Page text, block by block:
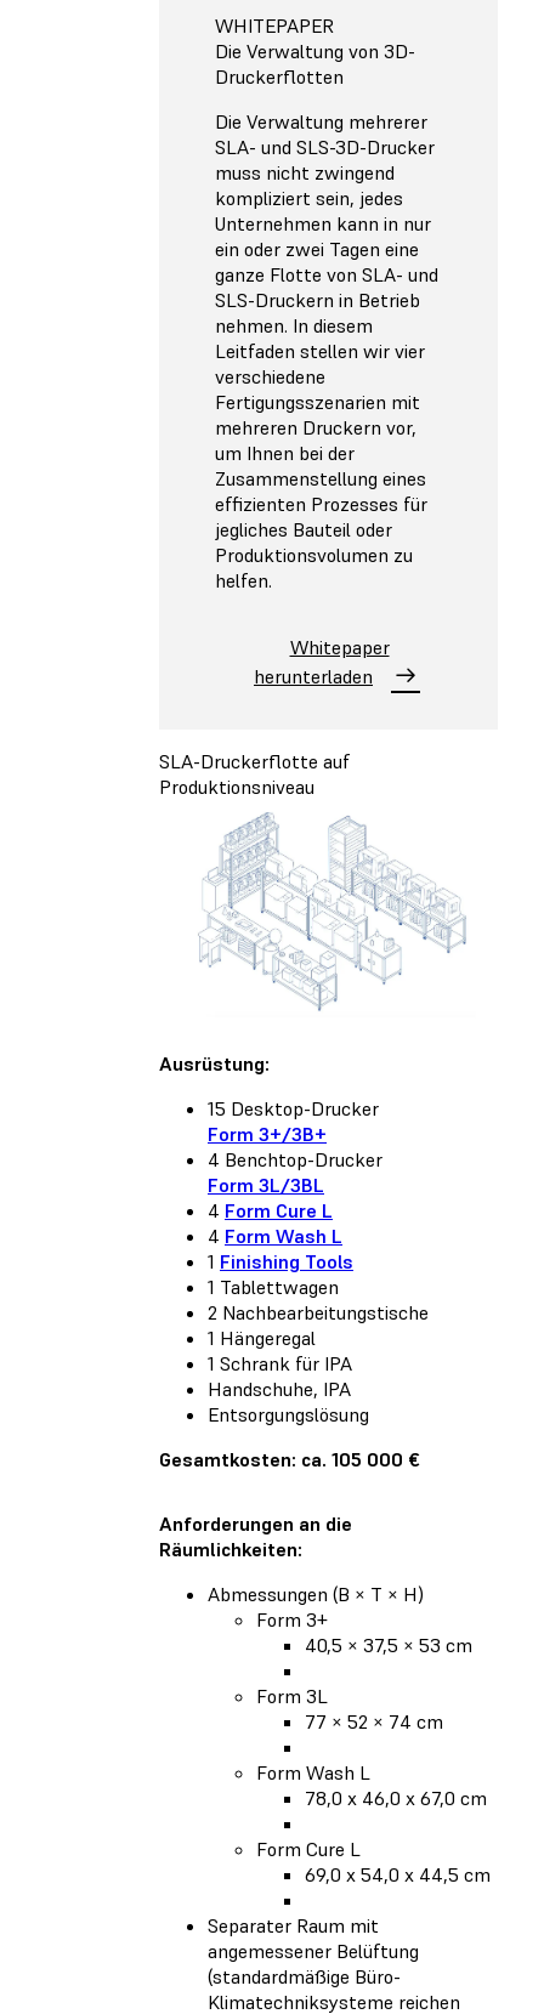
WHITEPAPER
Die Verwaltung von 3D-
Druckerflotten
Die Verwaltung mehrerer
SLA- und SLS-3D-Drucker
muss nicht zwingend
kompliziert sein, jedes
Unternehmen kann in nur
ein oder zwei Tagen eine
ganze Flotte von SLA- und
SLS-Druckern in Betrieb
nehmen. In diesem
Leitfaden stellen wir vier
verschiedene
Fertigungsszenarien mit
mehreren Druckern vor,
um Ihnen bei der
Zusammenstellung eines
effizienten Prozesses für
jegliches Bauteil oder
Produktionsvolumen zu
helfen.
Whitepaper
herunterladen
SLA-Druckerflotte auf
Produktionsniveau
Ausrüstung:
15 Desktop-Drucker
Form 3+/3B+
4 Benchtop-Drucker
Form 3L/3BL
4 Form Cure L
4 Form Wash L
1 Finishing Tools
1 Tablettwagen
2 Nachbearbeitungstische
1 Hängeregal
1 Schrank für IPA
Handschuhe, IPA
Entsorgungslösung
Gesamtkosten: ca. 105 000 €
Anforderungen an die
Räumlichkeiten:
Abmessungen (B × T × H)
Form 3+
40,5 × 37,5 × 53 cm
Form 3L
77 × 52 × 74 cm
Form Wash L
78,0 x 46,0 x 67,0 cm
Form Cure L
69,0 x 54,0 x 44,5 cm
Separater Raum mit
angemessener Belüftung
(standardmäßige Büro-
Klimatechniksysteme reichen